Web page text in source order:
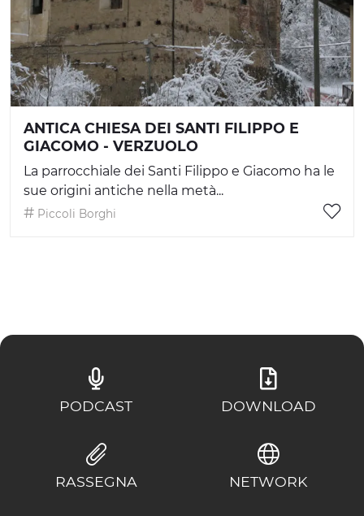
ANTICA CHIESA DEI SANTI FILIPPO E
GIACOMO - VERZUOLO
La parrocchiale dei Santi Filippo e Giacomo ha le
sue origini antiche nella metà...
Piccoli Borghi
PODCAST DOWNLOAD
RASSEGNA NETWORK